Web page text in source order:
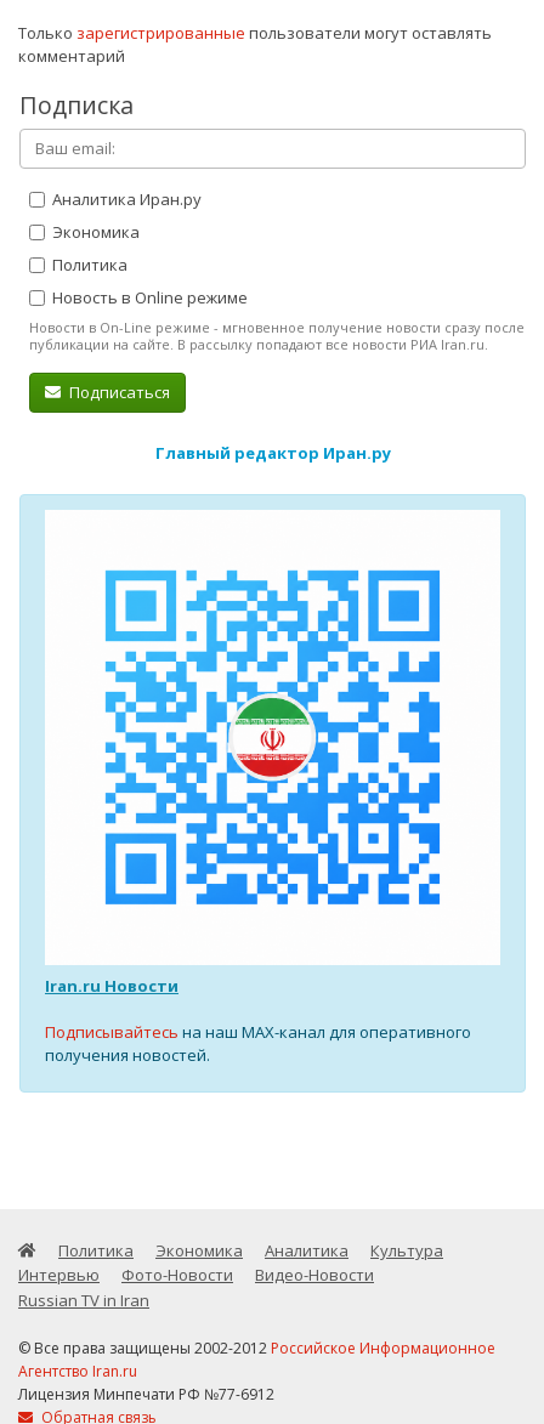
Только зарегистрированные пользователи могут оставлять
комментарий
Подписка
Аналитика Иран.ру
Экономика
Политика
Новость в Online режиме
Новости в On-Line режиме - мгновенное получение новости сразу после
публикации на сайте. В рассылку попадают все новости РИА Iran.ru.
Подписаться
Главный редактор Иран.ру
Iran.ru Новости
Подписывайтесь на наш MAX-канал для оперативного
получения новостей.
Политика Экономика Аналитика
Культура
Интервью
Фото-Новости
Видео-Новости
Russian TV in Iran
© Все права защищены 2002-2012 Российское Информационное
Агентство Iran.ru
Лицензия Минпечати РФ №77-6912
Обратная связь